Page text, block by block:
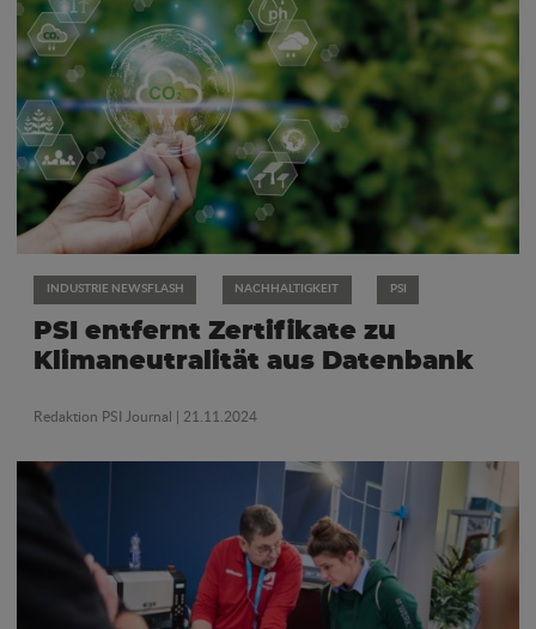
INDUSTRIE NEWSFLASH NACHHALTIGKEIT PSI
PSI entfernt Zertifikate zu
Klimaneutralität aus Datenbank
Redaktion PSI Journal | 21.11.2024